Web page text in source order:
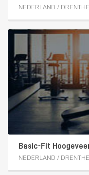
NEDERLAND / DRENTHE
Basic-Fit
NEDERLAND / DRENTHE